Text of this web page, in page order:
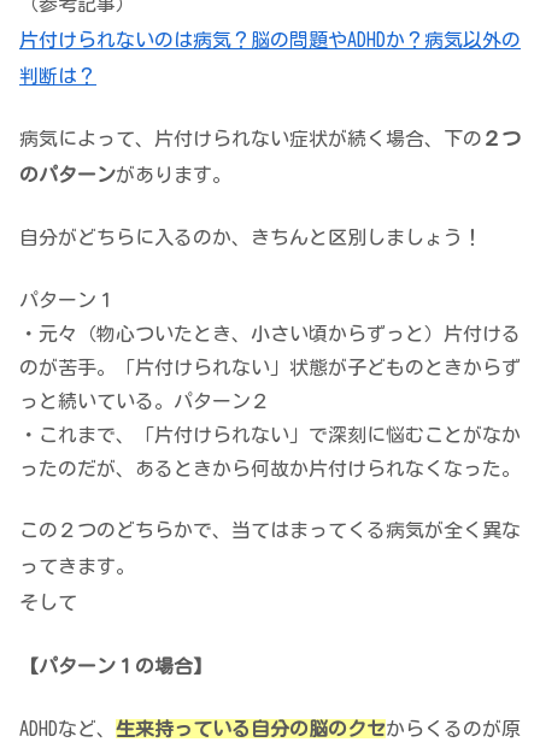
片付けられないのは病気？脳の問題やADHDか？病気以外の
判断は？
病気によって、片付けられない症状が続く場合、下の ２つ
のパターンがあります。
自分がどちらに入るのか、きちんと区別しましょう！
パターン１
・元々（物心ついたとき、小さい頃からずっと）片付ける
のが苦手。「片付けられない」状態が子どものときからず
っと続いている。 パターン２
・これまで、「片付けられない」で深刻に悩むことがなか
ったのだが、
あるときから何故か片付けられなくなった。
この２つのどちらかで、当てはまってくる病気が全く異な
ってきます。
そして
【パターン１ の場合】
ADHDなど、 生来持っている自分の脳のクセからくるのが原